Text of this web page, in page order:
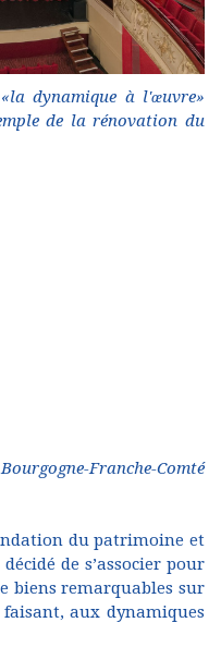
dynamique à l'œuvre»
de la rénovation du
Franche-Comté
du patrimoine et
de s’associer pour
biens remarquables sur
aux dynamiques